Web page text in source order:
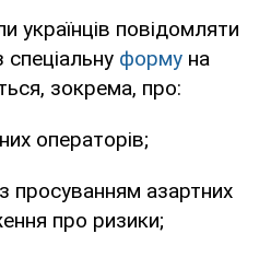
українців повідомляти
форму на
зокрема, про:
операторів;
просуванням азартних
про ризики;